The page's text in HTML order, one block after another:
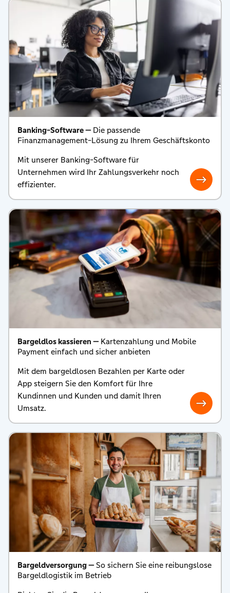
Banking-Software — Die passende
Finanzmanagement-Lösung zu Ihrem Geschäftskonto
Mit unserer Banking-Software für
Unternehmen wird Ihr Zahlungsverkehr noch
effizienter.
Bargeldlos kassieren — Kartenzahlung und Mobile
Payment einfach und sicher anbieten
Mit dem bargeldlosen Bezahlen per Karte oder
App steigern Sie den Komfort für Ihre
Kundinnen und Kunden und damit Ihren
Umsatz.
Bargeldversorgung —So sichern Sie eine reibungslose
Bargeldlogistik im Betrieb